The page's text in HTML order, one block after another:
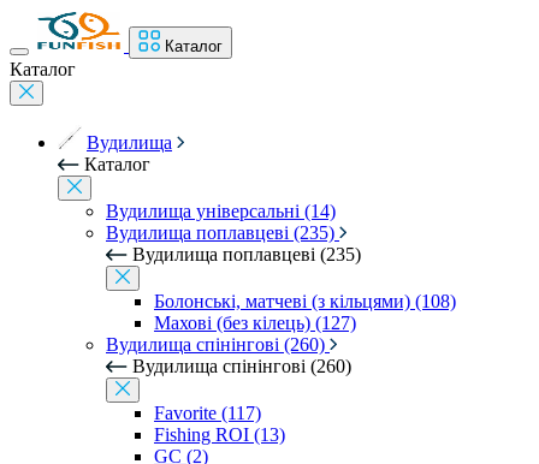
Каталог
Каталог
Вудилища
Каталог
Вудилища універсальні (14)
Вудилища поплавцеві (235)
Вудилища поплавцеві (235)
Болонські, матчеві (з кільцями) (108)
Махові (без кілець) (127)
Вудилища спінінгові (260)
Вудилища спінінгові (260)
Favorite (117)
Fishing ROI (13)
GC (2)